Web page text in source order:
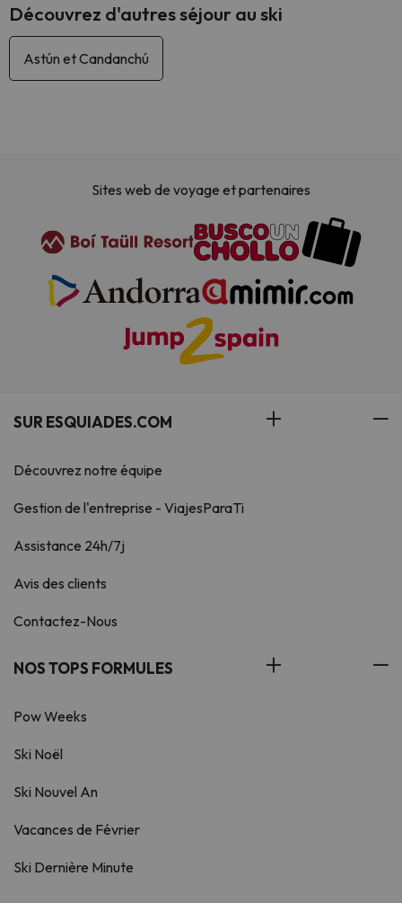
Découvrez d'autres séjour au ski
Astún et Candanchú
Sites web de voyage et partenaires
SUR ESQUIADES.COM
Découvrez notre équipe
Gestion de l'entreprise - ViajesParaTi
Assistance 24h/7j
Avis des clients
Contactez-Nous
NOS TOPS FORMULES
Pow Weeks
Ski Noël
Ski Nouvel An
Vacances de Février
Ski Dernière Minute